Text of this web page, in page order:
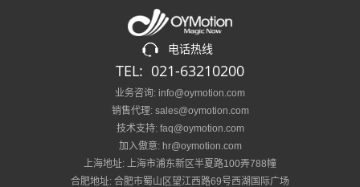
电话热线
TEL: 021-63210200
业务咨询: info@oymotion.com
销售代理: sales@oymotion.com
技术支持: faq@oymotion.com
加入傲意: hr@oymotion.com
上海地址: 上海市浦东新区半夏路100弄788幢
合肥地址: 合肥市蜀山区望江西路69号西湖国际广场